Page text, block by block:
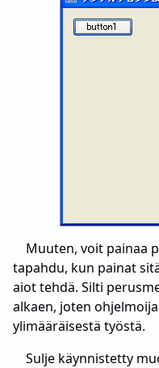
Muuten, voit painaa
tapahdu, kun painat
aiot tehdä. Silti
alkaen, joten
ylimääräisestä työstä.
Sulje käynnistetty